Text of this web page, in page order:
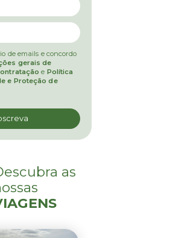
de emails e concordo
gerais de
e Política
e Proteção de
as